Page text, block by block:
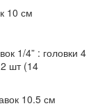
10 см
1/4” : головки 4
шт (14
10.5 см